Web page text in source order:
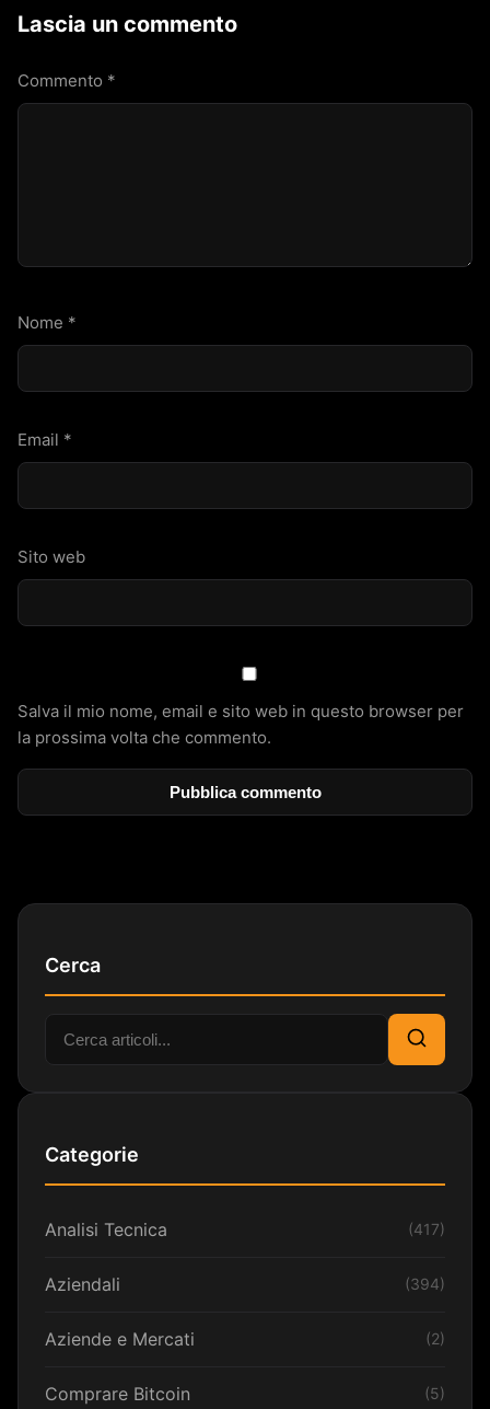
Lascia un commento
Commento *
Nome *
Email *
Sito web
Salva il mio nome, email e sito web in questo browser per
la prossima volta che commento.
Cerca
Cerca:
Cerca
Categorie
Analisi Tecnica (417)
Aziendali (394)
Aziende e Mercati (2)
Comprare Bitcoin (5)